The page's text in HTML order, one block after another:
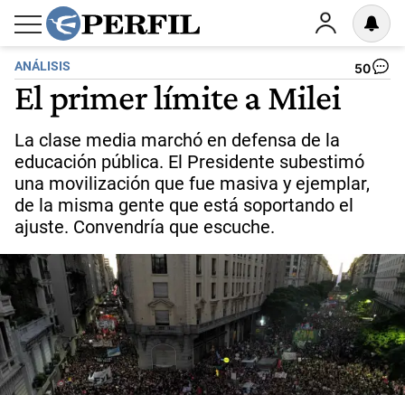
ANÁLISIS 50
El primer límite a Milei
La clase media marchó en defensa de la
educación pública. El Presidente subestimó
una movilización que fue masiva y ejemplar,
de la misma gente que está soportando el
ajuste. Convendría que escuche.